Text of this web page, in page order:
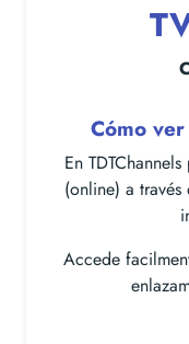
Cómo
En
(online) a
Accede